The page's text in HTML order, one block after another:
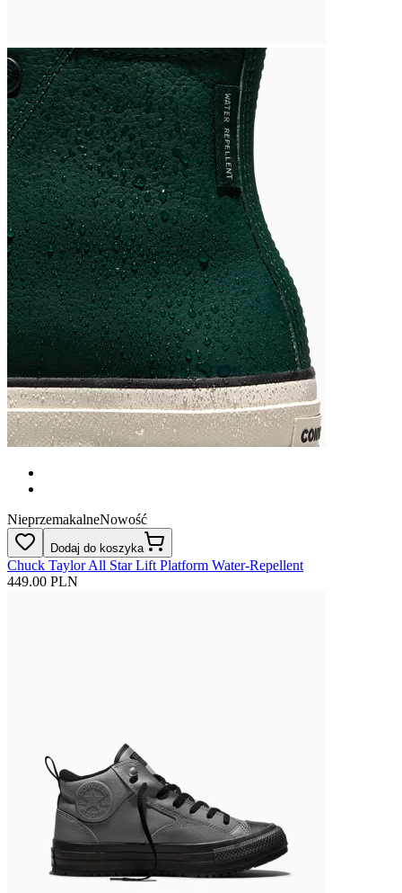
NieprzemakalneNowość
Dodaj do koszyka
Chuck Taylor All Star Lift Platform Water-Repellent
449.00 PLN